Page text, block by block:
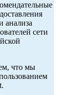
анализа
сети
что мы